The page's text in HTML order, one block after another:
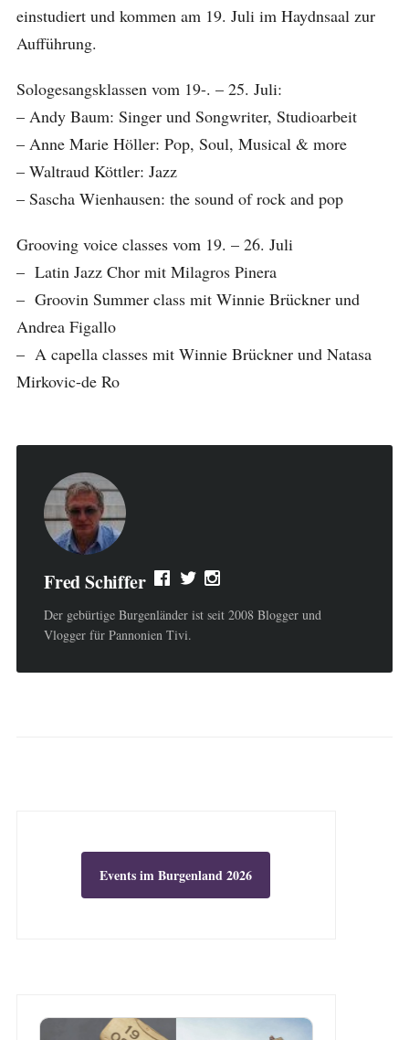
einstudiert und kommen am 19. Juli im Haydnsaal zur
Aufführung.
Sologesangsklassen vom 19-. – 25. Juli:
– Andy Baum: Singer und Songwriter, Studioarbeit
– Anne Marie Höller: Pop, Soul, Musical & more
– Waltraud Köttler: Jazz
– Sascha Wienhausen: the sound of rock and pop
Grooving voice classes vom 19. – 26. Juli
– Latin Jazz Chor mit Milagros Pinera
– Groovin Summer class mit Winnie Brückner und
Andrea Figallo
– A capella classes mit Winnie Brückner und Natasa
Mirkovic-de Ro
Fred Schiffer
Der gebürtige Burgenländer ist seit 2008 Blogger und
Vlogger für Pannonien Tivi.
Events im Burgenland 2026